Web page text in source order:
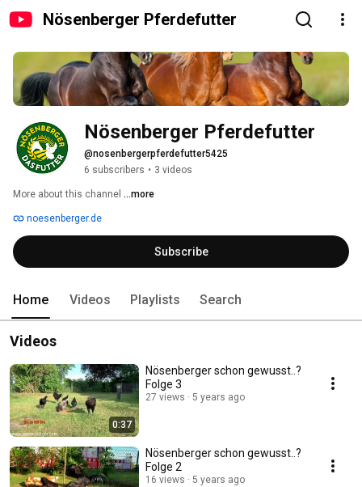
Nösenberger Pferdefutter
Nösenberger Pferdefutter
@nosenbergerpferdefutter5425
6 subscribers • 3 videos
More about this channel ...more
noesenberger.de
Subscribe
Home Videos Playlists Search
Videos
0:37
Nösenberger schon gewusst..?
Folge 3
27 views 5 years ago
Nösenberger schon gewusst..?
Folge 2
16 views 5 years ago